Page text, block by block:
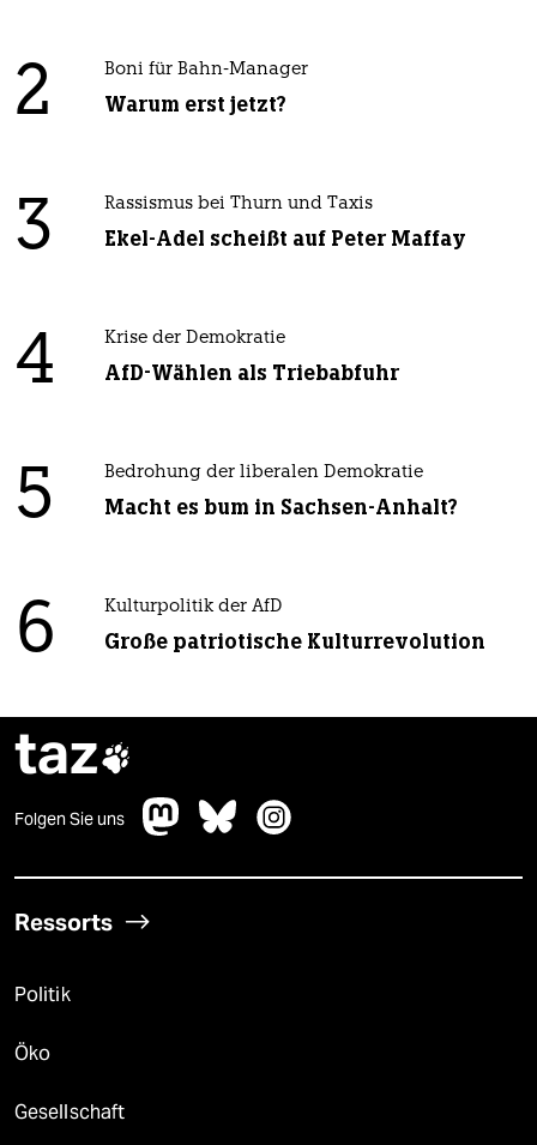
2 Boni für Bahn-Manager
Warum erst jetzt?
3 Rassismus bei Thurn und Taxis
Ekel-Adel scheißt auf Peter Maffay
4 Krise der Demokratie
AfD-Wählen als Triebabfuhr
5 Bedrohung der liberalen Demokratie
Macht es bum in Sachsen-Anhalt?
6 Kulturpolitik der AfD
Große patriotische Kulturrevolution
taz
Folgen Sie uns
Ressorts
Politik
Öko
Gesellschaft